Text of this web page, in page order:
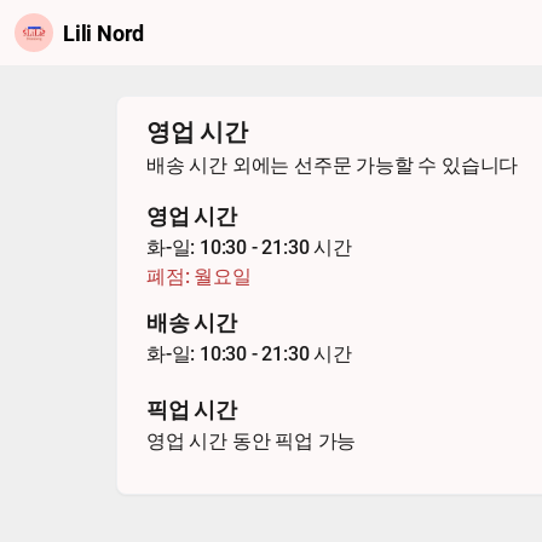
Lili Nord
영업 시간
배송 시간 외에는 선주문 가능할 수 있습니다
영업 시간
화-일: 10:30 - 21:30 시간
폐점: 월요일
배송 시간
화-일: 10:30 - 21:30 시간
픽업 시간
영업 시간 동안 픽업 가능